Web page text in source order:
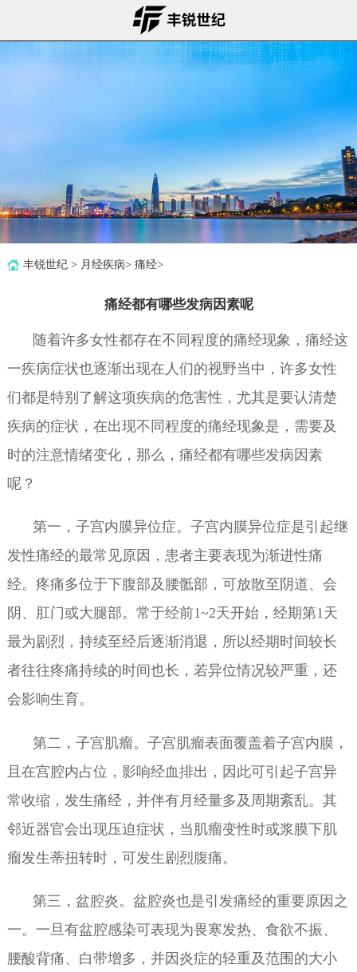
丰锐世纪> 月经疾病> 痛经>
痛经都有哪些发病因素呢
随着许多女性都存在不同程度的痛经现象，痛经这
一疾病症状也逐渐出现在人们的视野当中，许多女性
们都是特别了解这项疾病的危害性，尤其是要认清楚
疾病的症状，在出现不同程度的痛经现象是，需要及
时的注意情绪变化，那么，痛经都有哪些发病因素
呢？
第一，子宫内膜异位症。子宫内膜异位症是引起继
发性痛经的最常见原因，患者主要表现为渐进性痛
经。疼痛多位于下腹部及腰骶部，可放散至阴道、会
阴、肛门或大腿部。常于经前1~2天开始，经期第1天
最为剧烈，持续至经后逐渐消退，所以经期时间较长
者往往疼痛持续的时间也长，若异位情况较严重，还
会影响生育。
第二，子宫肌瘤。子宫肌瘤表面覆盖着子宫内膜，
且在宫腔内占位，影响经血排出，因此可引起子宫异
常收缩，发生痛经，并伴有月经量多及周期紊乱。其
邻近器官会出现压迫症状，当肌瘤变性时或浆膜下肌
瘤发生蒂扭转时，可发生剧烈腹痛。
第三，盆腔炎。盆腔炎也是引发痛经的重要原因之
一。一旦有盆腔感染可表现为畏寒发热、食欲不振、
腰酸背痛、白带增多，并因炎症的轻重及范围的大小